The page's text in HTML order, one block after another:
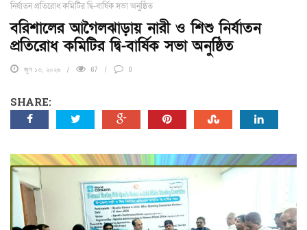
নির্যাতন প্রতিরোধ কমিটির দ্বি-বার্ষিক সভা অনুষ্ঠিত
বরিশালের আগৈলঝাড়ায় নারী ও শিশু নির্যাতন
প্রতিরোধ কমিটির দ্বি-বার্ষিক সভা অনুষ্ঠিত
জুন ১৩, ২০২৬ 67 0
SHARE: